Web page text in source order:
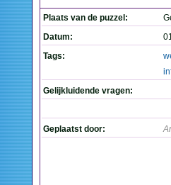
Plaats van de puzzel:
Datum:
Tags:
Gelijkluidende vragen:
Geplaatst door: